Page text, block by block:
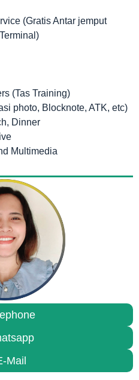
(Gratis Antar jemput
(Tas Training)
photo, Blocknote, ATK, etc)
Dinner
Multimedia
Mail